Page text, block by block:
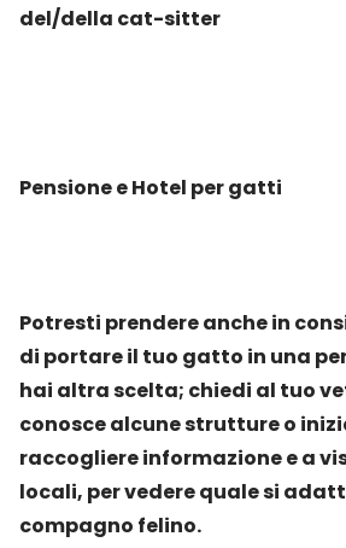
del/della cat-sitter
Pensione e Hotel per gatti
Potresti prendere anche in
di portare il tuo gatto in una
hai altra scelta; chiedi al tuo
conosce alcune strutture o
raccogliere informazione e a
locali, per vedere quale si
compagno felino.